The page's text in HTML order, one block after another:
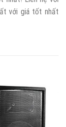
với giá tốt nhất